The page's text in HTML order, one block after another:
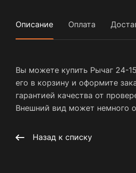
Описание Оплата
Вы можете купить Рычаг 24-
его в корзину и оформите
гарантией качества от
Внешний вид может немного
Назад к списку